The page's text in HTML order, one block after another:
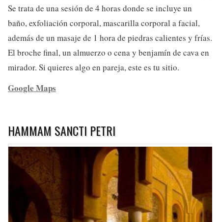
Se trata de una sesión de 4 horas donde se incluye un
baño, exfoliación corporal, mascarilla corporal a facial,
además de un masaje de 1 hora de piedras calientes y frías.
El broche final, un almuerzo o cena y benjamín de cava en
mirador. Si quieres algo en pareja, este es tu sitio.
Google Maps
HAMMAM SANCTI PETRI